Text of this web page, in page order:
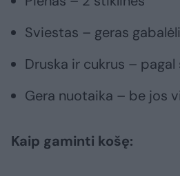
Sviestas – geras
Druska ir cukrus – pagal
Gera nuotaika – be jos
Kaip gaminti košę: